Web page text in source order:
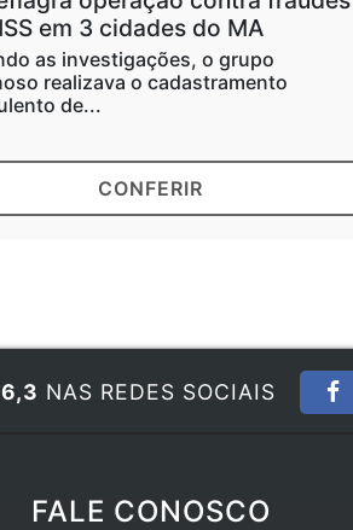
em 3 cidades do MA
as investigações, o grupo
realizava o cadastramento
de...
CONFERIR
NAS REDES SOCIAIS
FALE CONOSCO